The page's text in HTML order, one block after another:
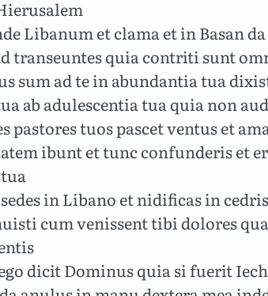
Libanum et clama et in Basan
transeuntes quia contriti sunt
sum ad te in abundantia tua
ab adulescentia tua quia non
pastores tuos pascet ventus et
ibunt et tunc confunderis et
in Libano et nidificas in
cum venissent tibi dolores
dicit Dominus quia si fuerit